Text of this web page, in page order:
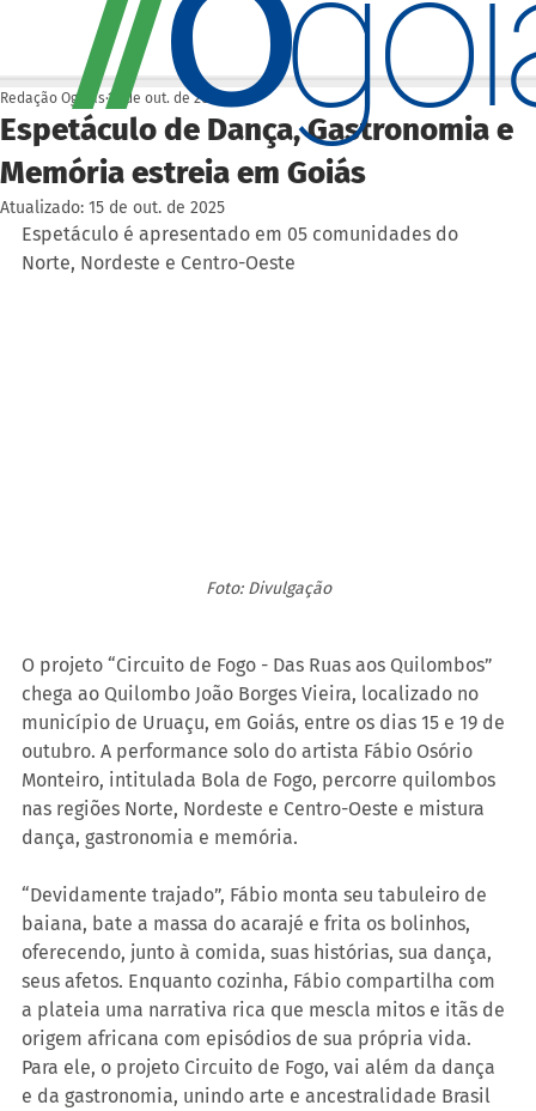
Espetáculo de Dança, Gastronomia e
Memória estreia em Goiás
Redação Ogoiás 14 de out. de 2025
Atualizado: 15 de out. de 2025
Espetáculo é apresentado em 05 comunidades do
Norte, Nordeste e Centro-Oeste
Foto: Divulgação
O projeto “Circuito de Fogo - Das Ruas aos Quilombos”
chega ao Quilombo João Borges Vieira, localizado no
município de Uruaçu, em Goiás, entre os dias 15 e 19 de
outubro. A performance solo do artista Fábio Osório
Monteiro, intitulada Bola de Fogo, percorre quilombos
nas regiões Norte, Nordeste e Centro-Oeste e mistura
dança, gastronomia e memória.
“Devidamente trajado”, Fábio monta seu tabuleiro de
baiana, bate a massa do acarajé e frita os bolinhos,
oferecendo, junto à comida, suas histórias, sua dança,
seus afetos. Enquanto cozinha, Fábio compartilha com
a plateia uma narrativa rica que mescla mitos e itãs de
origem africana com episódios de sua própria vida.
Para ele, o projeto Circuito de Fogo, vai além da dança
e da gastronomia, unindo arte e ancestralidade Brasil